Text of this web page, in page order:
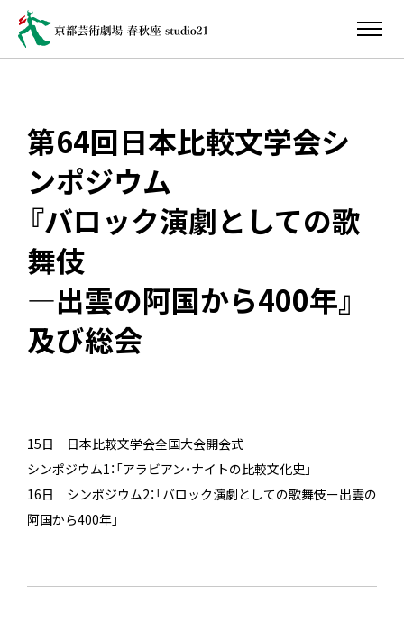
第64回日本比較文学会シ
ンポジウム
『バロック演劇としての歌
舞伎
―出雲の阿国から400年』
及び総会
15日 日本比較文学会全国大会開会式
シンポジウム1：「アラビアン・ナイトの比較文化史」
16日 シンポジウム2：「バロック演劇としての歌舞伎ー出雲の
阿国から400年」